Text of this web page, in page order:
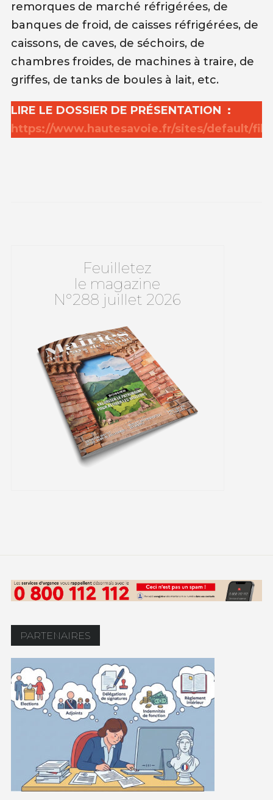
remorques de marché réfrigérées, de
banques de froid, de caisses réfrigérées, de
caissons, de caves, de séchoirs, de
chambres froides, de machines à traire, de
griffes, de tanks de boules à lait, etc.
LIRE LE DOSSIER DE PRÉSENTATION :
https://www.hautesavoie.fr/sites/default/
Feuilletez
le magazine
N°288 juillet 2026
PARTENAIRES